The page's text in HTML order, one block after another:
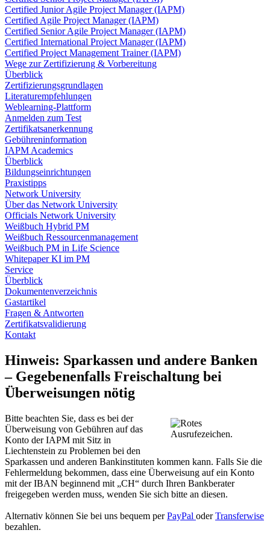
Certified Junior Agile Project Manager (IAPM)
Certified Agile Project Manager (IAPM)
Certified Senior Agile Project Manager (IAPM)
Certified International Project Manager (IAPM)
Certified Project Management Trainer (IAPM)
Wege zur Zertifizierung & Vorbereitung
Überblick
Zertifizierungsgrundlagen
Literaturempfehlungen
Weblearning-Plattform
Anmelden zum Test
Zertifikatsanerkennung
Gebühreninformation
IAPM Academics
Überblick
Bildungseinrichtungen
Praxistipps
Network University
Über das Network University
Officials Network University
Weißbuch Hybrid PM
Weißbuch Ressourcenmanagement
Weißbuch PM in Life Science
Whitepaper KI im PM
Service
Überblick
Dokumentenverzeichnis
Gastartikel
Fragen & Antworten
Zertifikatsvalidierung
Kontakt
Hinweis: Sparkassen und andere Banken
– Gegebenenfalls Freischaltung bei
Überweisungen nötig
Bitte beachten Sie, dass es bei der
Überweisung von Gebühren auf das
Konto der IAPM mit Sitz in
Liechtenstein zu Problemen bei den
Sparkassen und anderen Bankinstituten kommen kann. Falls Sie die
Fehlermeldung bekommen, dass eine Überweisung auf ein Konto
mit der IBAN beginnend mit „CH“ durch Ihren Bankberater
freigegeben werden muss, wenden Sie sich bitte an diesen.
Alternativ können Sie bei uns bequem perPayPal oderTransferwise
bezahlen.